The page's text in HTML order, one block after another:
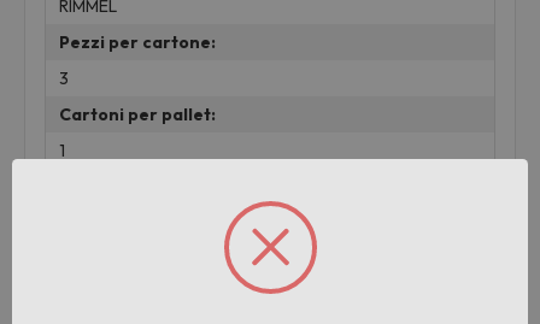
RIMMEL
Pezzi per cartone:
3
Cartoni per pallet:
1